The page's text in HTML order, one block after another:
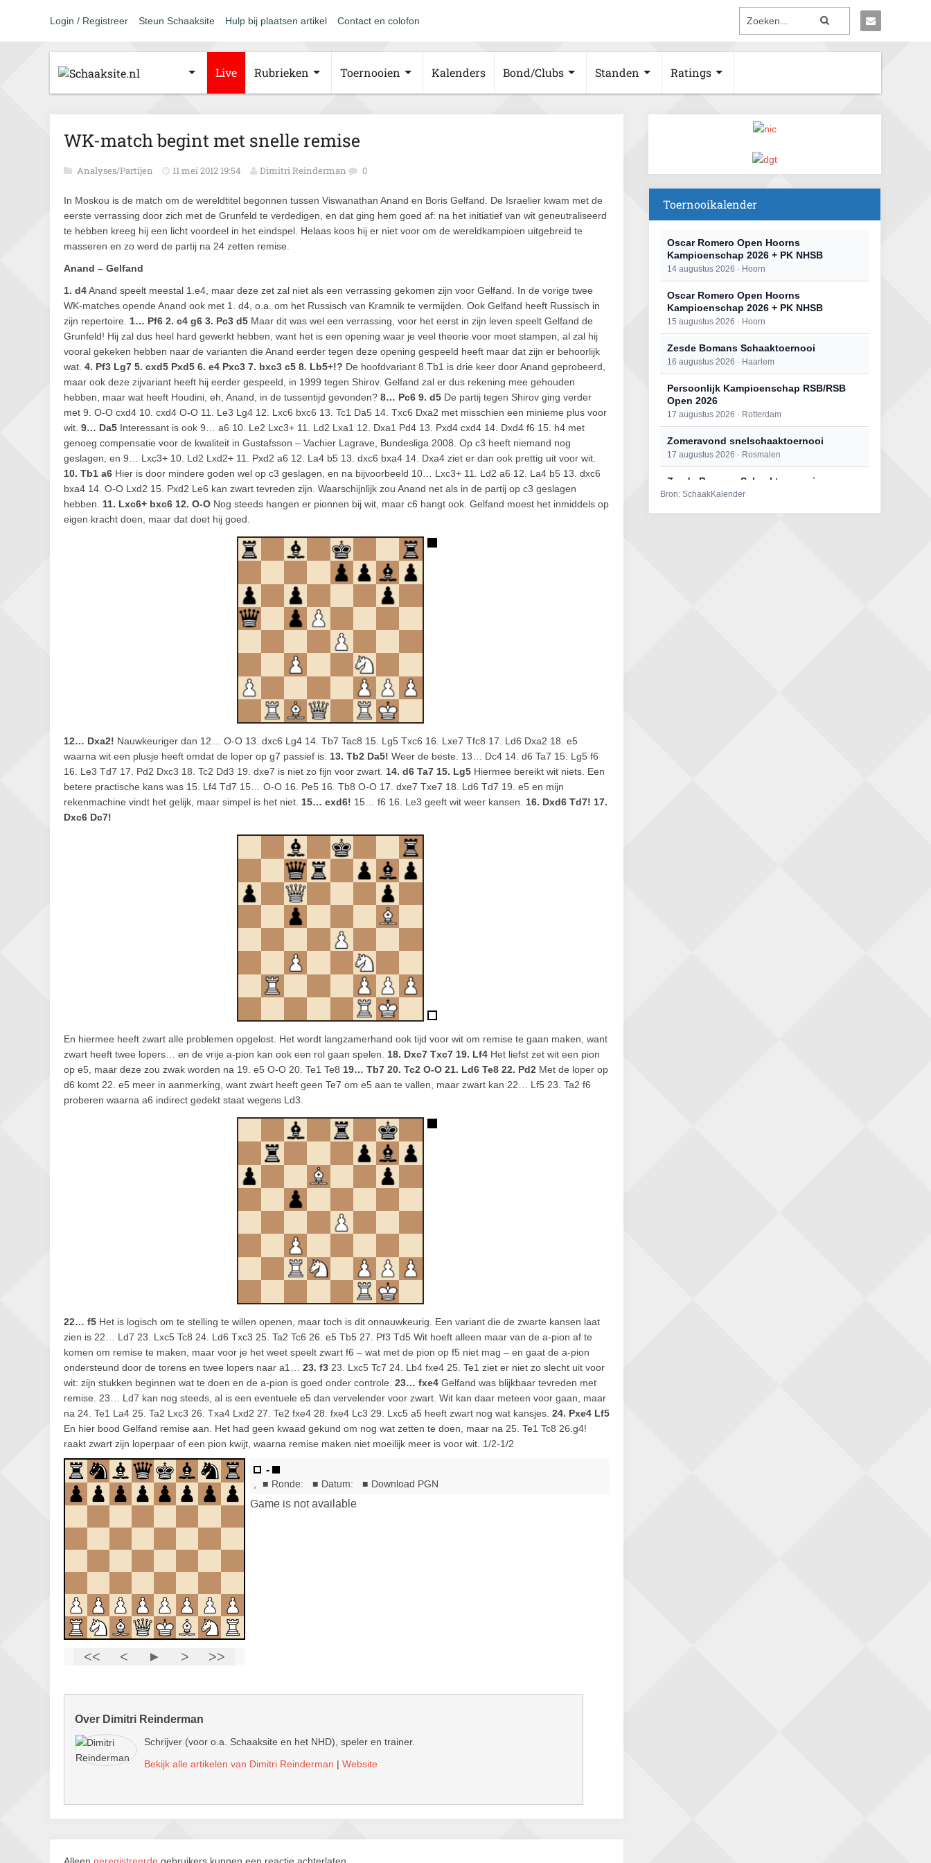
Login / Registreer Steun Schaaksite Hulp bij plaatsen artikel Contact en colofon
Live Rubrieken Toernooien Kalenders Bond/Clubs Standen Ratings
WK-match begint met snelle remise
Analyses/Partijen 11 mei 2012 19:54 Dimitri Reinderman 0
In Moskou is de match om de wereldtitel begonnen tussen Viswanathan Anand en Boris Gelfand. De Israelier kwam met de
eerste verrassing door zich met de Grunfeld te verdedigen, en dat ging hem goed af: na het initiatief van wit geneutraliseerd
te hebben kreeg hij een licht voordeel in het eindspel. Helaas koos hij er niet voor om de wereldkampioen uitgebreid te
masseren en zo werd de partij na 24 zetten remise.
Anand – Gelfand
1. d4Anand speelt meestal 1.e4, maar deze zet zal niet als een verrassing gekomen zijn voor Gelfand. In de vorige twee
WK-matches opende Anand ook met 1. d4, o.a. om het Russisch van Kramnik te vermijden. Ook Gelfand heeft Russisch in
zijn repertoire. 1… Pf6 2. c4 g6 3. Pc3 d5 Maar dit was wel een verrassing, voor het eerst in zijn leven speelt Gelfand de
Grunfeld! Hij zal dus heel hard gewerkt hebben, want het is een opening waar je veel theorie voor moet stampen, al zal hij
vooral gekeken hebben naar de varianten die Anand eerder tegen deze opening gespeeld heeft maar dat zijn er behoorlijk
wat. 4. Pf3 Lg7 5. cxd5 Pxd5 6. e4 Pxc3 7. bxc3 c5 8. Lb5+!? De hoofdvariant 8.Tb1 is drie keer door Anand geprobeerd,
maar ook deze zijvariant heeft hij eerder gespeeld, in 1999 tegen Shirov. Gelfand zal er dus rekening mee gehouden
hebben, maar wat heeft Houdini, eh, Anand, in de tussentijd gevonden? 8… Pc6 9. d5 De partij tegen Shirov ging verder
met 9. O-O cxd4 10. cxd4 O-O 11. Le3 Lg4 12. Lxc6 bxc6 13. Tc1 Da5 14. Txc6 Dxa2 met misschien een minieme plus voor
wit. 9… Da5 Interessant is ook 9… a6 10. Le2 Lxc3+ 11. Ld2 Lxa1 12. Dxa1 Pd4 13. Pxd4 cxd4 14. Dxd4 f6 15. h4 met
genoeg compensatie voor de kwaliteit in Gustafsson – Vachier Lagrave, Bundesliga 2008. Op c3 heeft niemand nog
geslagen, en 9… Lxc3+ 10. Ld2 Lxd2+ 11. Pxd2 a6 12. La4 b5 13. dxc6 bxa4 14. Dxa4 ziet er dan ook prettig uit voor wit.
10. Tb1 a6 Hier is door mindere goden wel op c3 geslagen, en na bijvoorbeeld 10… Lxc3+ 11. Ld2 a6 12. La4 b5 13. dxc6
bxa4 14. O-O Lxd2 15. Pxd2 Le6 kan zwart tevreden zijn. Waarschijnlijk zou Anand net als in de partij op c3 geslagen
hebben. 11. Lxc6+ bxc6 12. O-O Nog steeds hangen er pionnen bij wit, maar c6 hangt ook. Gelfand moest het inmiddels op
eigen kracht doen, maar dat doet hij goed.
12… Dxa2! Nauwkeuriger dan 12… O-O 13. dxc6 Lg4 14. Tb7 Tac8 15. Lg5 Txc6 16. Lxe7 Tfc8 17. Ld6 Dxa2 18. e5
waarna wit een plusje heeft omdat de loper op g7 passief is. 13. Tb2 Da5! Weer de beste. 13… Dc4 14. d6 Ta7 15. Lg5 f6
16. Le3 Td7 17. Pd2 Dxc3 18. Tc2 Dd3 19. dxe7 is niet zo fijn voor zwart. 14. d6 Ta7 15. Lg5 Hiermee bereikt wit niets. Een
betere practische kans was 15. Lf4 Td7 15… O-O 16. Pe5 16. Tb8 O-O 17. dxe7 Txe7 18. Ld6 Td7 19. e5 en mijn
rekenmachine vindt het gelijk, maar simpel is het niet. 15… exd6! 15… f6 16. Le3 geeft wit weer kansen. 16. Dxd6 Td7! 17.
Dxc6 Dc7!
En hiermee heeft zwart alle problemen opgelost. Het wordt langzamerhand ook tijd voor wit om remise te gaan maken, want
zwart heeft twee lopers… en de vrije a-pion kan ook een rol gaan spelen. 18. Dxc7 Txc7 19. Lf4 Het liefst zet wit een pion
op e5, maar deze zou zwak worden na 19. e5 O-O 20. Te1 Te8 19… Tb7 20. Tc2 O-O 21. Ld6 Te8 22. Pd2 Met de loper op
d6 komt 22. e5 meer in aanmerking, want zwart heeft geen Te7 om e5 aan te vallen, maar zwart kan 22… Lf5 23. Ta2 f6
proberen waarna a6 indirect gedekt staat wegens Ld3.
22… f5 Het is logisch om te stelling te willen openen, maar toch is dit onnauwkeurig. Een variant die de zwarte kansen laat
zien is 22… Ld7 23. Lxc5 Tc8 24. Ld6 Txc3 25. Ta2 Tc6 26. e5 Tb5 27. Pf3 Td5 Wit hoeft alleen maar van de a-pion af te
komen om remise te maken, maar voor je het weet speelt zwart f6 – wat met de pion op f5 niet mag – en gaat de a-pion
ondersteund door de torens en twee lopers naar a1… 23. f3 23. Lxc5 Tc7 24. Lb4 fxe4 25. Te1 ziet er niet zo slecht uit voor
wit: zijn stukken beginnen wat te doen en de a-pion is goed onder controle. 23… fxe4 Gelfand was blijkbaar tevreden met
remise. 23… Ld7 kan nog steeds, al is een eventuele e5 dan vervelender voor zwart. Wit kan daar meteen voor gaan, maar
na 24. Te1 La4 25. Ta2 Lxc3 26. Txa4 Lxd2 27. Te2 fxe4 28. fxe4 Lc3 29. Lxc5 a5 heeft zwart nog wat kansjes. 24. Pxe4 Lf5
En hier bood Gelfand remise aan. Het had geen kwaad gekund om nog wat zetten te doen, maar na 25. Te1 Tc8 26.g4!
raakt zwart zijn loperpaar of een pion kwijt, waarna remise maken niet moeilijk meer is voor wit. 1/2-1/2
Over Dimitri Reinderman
Schrijver (voor o.a. Schaaksite en het NHD), speler en trainer.
Bekijk alle artikelen van Dimitri Reinderman | Website
Toernooikalender
Oscar Romero Open Hoorns
Kampioenschap 2026 + PK NHSB
14 augustus 2026 · Hoorn
Oscar Romero Open Hoorns
Kampioenschap 2026 + PK NHSB
15 augustus 2026 · Hoorn
Zesde Bomans Schaaktoernooi
16 augustus 2026 · Haarlem
Persoonlijk Kampioenschap RSB/RSB
Open 2026
17 augustus 2026 · Rotterdam
Zomeravond snelschaaktoernooi
17 augustus 2026 · Rosmalen
Zesde Bomans Schaaktoernooi
17 augustus 2026 · Haarlem
Bron: SchaakKalender